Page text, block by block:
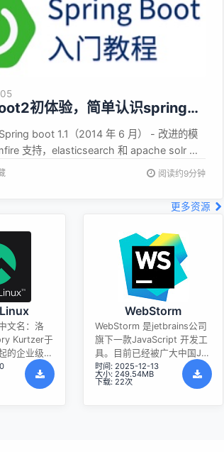
初体验，简单认识spring
搭建基础工程
boot 1.1（2014 年 6 月） - 改进的模
支持，elasticsearch 和 apache solr 的
Boot 1.2（2015 年 3 月） - 升级到
阅读约9分钟
更多资源
文名：洛
Kurtzer于
的企业级
CentOS
与
WebStorm
WebStorm 是jetbrains公司
旗下一款JavaScript 开发工
具。目前已经被广大中国JS
开发者誉为“Web前端开发神
器”、“最强大的HTML5编辑
时间: 2025-12-13
大小: 249.54MB
下载: 22次